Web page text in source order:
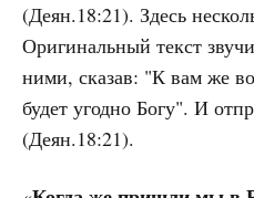
(Деян.18:21). Здесь
Оригинальный текст
ними, сказав: "К вам же
будет угодно Богу". И
(Деян.18:21).